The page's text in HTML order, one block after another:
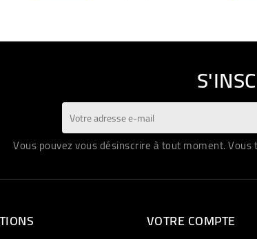
Vous pouvez vous désinscrire à tout moment.
VOTRE COMPTE